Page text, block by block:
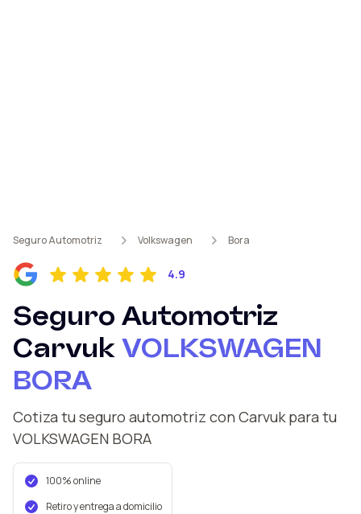
Seguro Automotriz Volkswagen Bora
4.9
Seguro Automotriz
CarvukVOLKSWAGEN
BORA
Cotiza tu seguro automotriz con Carvuk para tu
VOLKSWAGEN BORA
100% online
Retiro y entrega a domicilio